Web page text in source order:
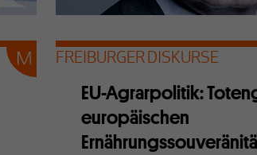
FREIBURGER DISKURSE
EU-Agrarpolitik:
europäischen